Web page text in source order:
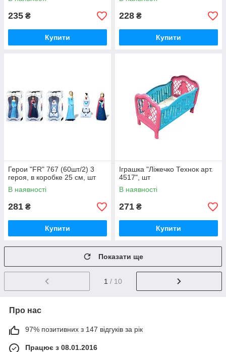
235 ₴
Купити
228 ₴
Купити
Герои "FR" 767 (60шт/2) 3
героя, в коробке 25 см, шт
В наявності
281 ₴
Купити
Іграшка "Ліжечко Технок арт.
4517", шт
В наявності
271 ₴
Купити
Показати ще
1 / 10
Про нас
97% позитивних з 147 відгуків за рік
Працює з 08.01.2016